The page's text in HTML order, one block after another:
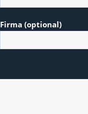
Firma (optional)